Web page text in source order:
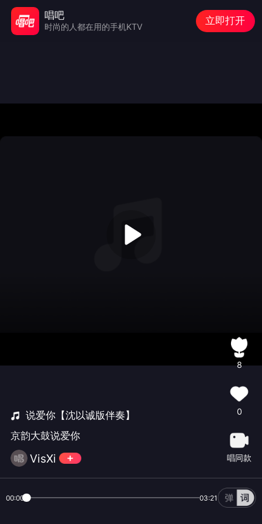
说爱你【沈以诚版伴奏】
京韵大鼓说爱你
VisXi
8
0
唱同款
00:00 03:21
唱吧
时尚的人都在用的手机KTV
立即打开